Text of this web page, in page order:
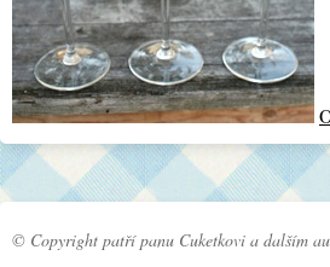
© Copyright patří panu Cuketkovi a dalším